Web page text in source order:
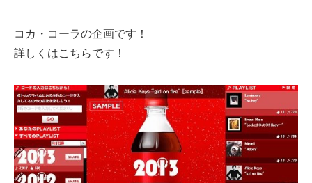
コカ・コーラの企画です！
詳しくはこちらです！